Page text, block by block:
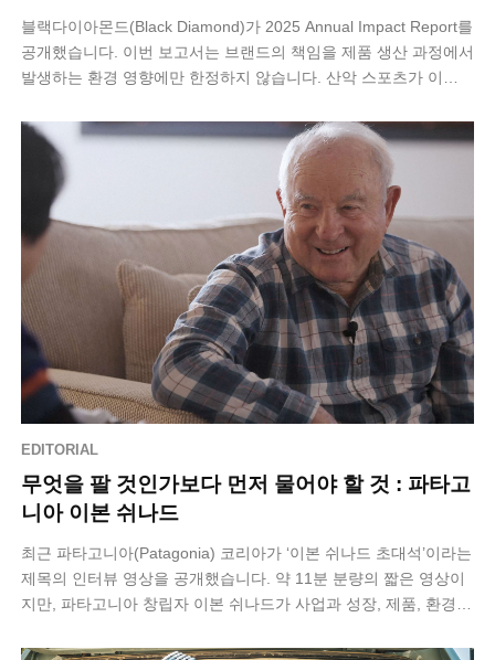
블랙다이아몬드(Black Diamond)가 2025 Annual Impact Report를
공개했습니다. 이번 보고서는 브랜드의 책임을 제품 생산 과정에서
발생하는 환경 영향에만 한정하지 않습니다. 산악 스포츠가 이…
EDITORIAL
무엇을 팔 것인가보다 먼저 물어야 할 것 : 파타고
니아 이본 쉬나드
최근 파타고니아(Patagonia) 코리아가 ‘이본 쉬나드 초대석’​이라는
제목의 인터뷰 영상을 공개했습니다. 약 11분 분량의 짧은 영상이
지만, 파타고니아 창립자 이본 쉬나드가 사업과 성장, 제품, 환경에